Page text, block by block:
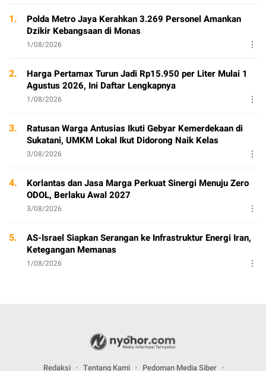
1.
Polda Metro Jaya Kerahkan 3.269 Personel Amankan
Dzikir Kebangsaan di Monas
1/08/2026
2.
Harga Pertamax Turun Jadi Rp15.950 per Liter Mulai 1
Agustus 2026, Ini Daftar Lengkapnya
1/08/2026
3.
Ratusan Warga Antusias Ikuti Gebyar Kemerdekaan di
Sukatani, UMKM Lokal Ikut Didorong Naik Kelas
3/08/2026
4.
Korlantas dan Jasa Marga Perkuat Sinergi Menuju Zero
ODOL, Berlaku Awal 2027
3/08/2026
5.
AS-Israel Siapkan Serangan ke Infrastruktur Energi Iran,
Ketegangan Memanas
1/08/2026
Redaksi Tentang Kami Pedoman Media Siber